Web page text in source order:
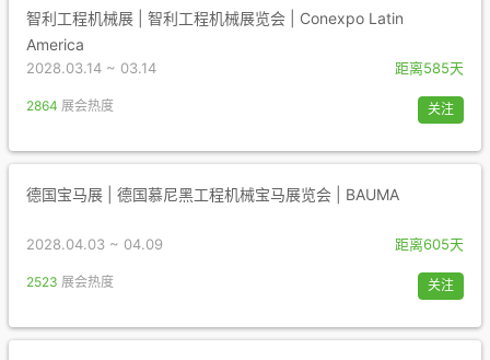
智利工程机械展 | 智利工程机械展览会 | Conexpo Latin
America
2028.03.14 ~ 03.14 距离585天
2864 展会热度 关注
德国宝马展 | 德国慕尼黑工程机械宝马展览会 | BAUMA
2028.04.03 ~ 04.09 距离605天
2523 展会热度 关注